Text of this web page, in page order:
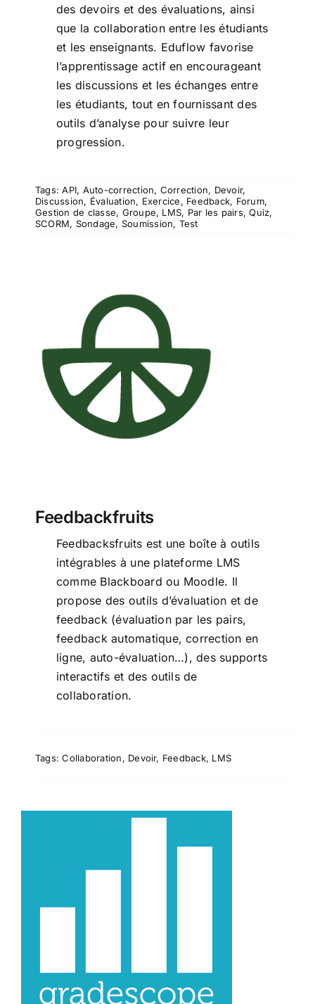
des devoirs et des évaluations, ainsi
que la collaboration entre les étudiants
et les enseignants. Eduflow favorise
l’apprentissage actif en encourageant
les discussions et les échanges entre
les étudiants, tout en fournissant des
outils d’analyse pour suivre leur
progression.
Tags:API, Auto-correction, Correction, Devoir,
Discussion, Évaluation, Exercice, Feedback, Forum,
Gestion de classe, Groupe, LMS, Par les pairs,Quiz,
SCORM, Sondage, Soumission, Test
Feedbackfruits
Feedbackfruits
Feedbacksfruits est une boîte à outils
intégrables à une plateforme LMS
comme Blackboard ou Moodle. Il
propose des outils d’évaluation et de
feedback (évaluation par les pairs,
feedback automatique, correction en
ligne, auto-évaluation…), des supports
interactifs et des outils de
collaboration.
Tags:Collaboration, Devoir, Feedback, LMS